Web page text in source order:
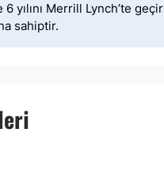
Merrill Lynch’te
sahiptir.